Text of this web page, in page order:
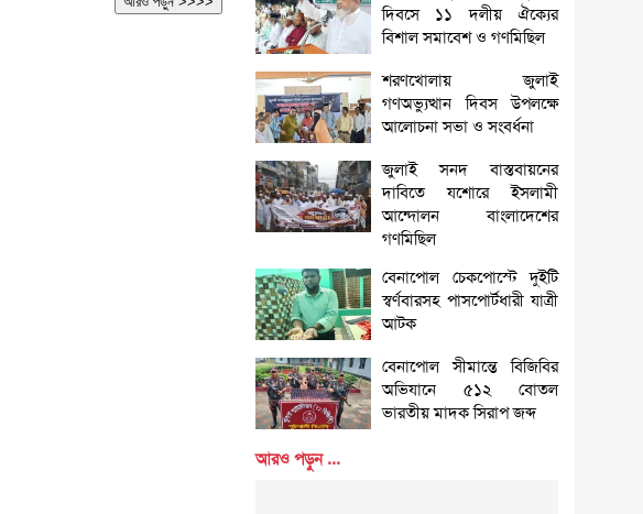
দিবসে ১১ দলীয় ঐক্যের
বিশাল সমাবেশ ও গণমিছিল
শরণখোলায় জুলাই
গণঅভ্যুত্থান দিবস উপলক্ষে
আলোচনা সভা ও সংবর্ধনা
জুলাই সনদ বাস্তবায়নের
দাবিতে যশোরে ইসলামী
আন্দোলন বাংলাদেশের
গণমিছিল
বেনাপোল চেকপোস্টে দুইটি
স্বর্ণবারসহ পাসপোর্টধারী যাত্রী
আটক
বেনাপোল সীমান্তে বিজিবির
অভিযানে ৫১২ বোতল
ভারতীয় মাদক সিরাপ জব্দ
আরও পড়ুন ...